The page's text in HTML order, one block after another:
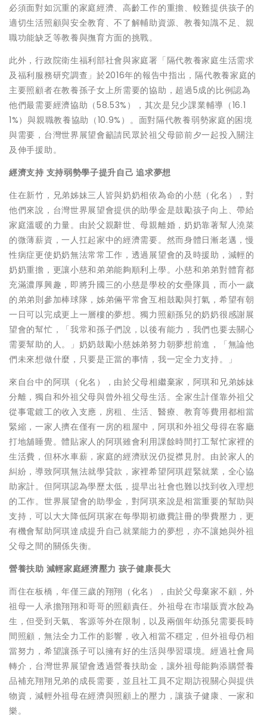
必須面對如沉重的家庭經濟、高齡工作的重擔、較難提供孩子的
適切生活照顧與安全教育、不了解輔助資源、教養知識不足、親
職功能缺乏等教養與撫育方面的挑戰。
此外，行政院衛生福利部社會與家庭署「隔代教養家庭生活需求
及福利服務研究調查」於2016年的報告中指出，隔代教養家庭的
主要照顧者在教養孫子女上所需要的協助，超過5成的比例認為
他們最需要經濟協助（58.53%），其次是兒少課業輔導（16.1
1%）與親職教養協助（10.9%）。面對隔代教養弱勢家庭的困境
與需要，台灣世界展望會籲請民眾於祖父母節前夕一起投入關注
及伸手援助。
經濟支持 支持弱勢學子提升自己 追求夢想
住在新竹，兄弟姊妹三人皆與奶奶相依為命的小慈（化名），對
他們來說，台灣世界展望會提供的助學金是鼓勵孩子向上、帶給
家庭溫暖的力量。由於父親辭世、母親離婚，奶奶靠著幫人澆菜
的微薄薪資，一人扛起家中的經濟需要。然而身體日漸老邁，慢
性病症更使奶奶無法常常工作，透過展望會的及時援助，減輕的
奶奶重擔，更讓小慈和弟弟能夠順利上學。小慈和弟弟對體育都
充滿濃厚興趣，即將升國三的小慈是學校的女壘隊員，而小一歲
的弟弟則參加棒球隊，姊弟倆平常會互相鼓勵與打氣，希望有朝
一日可以完成更上一層樓的夢想。獨力照顧孫兒的奶奶很感謝展
望會的幫忙，「我常和孫子們說，以後有能力，我們也要去關心
需要幫助的人。」奶奶鼓勵小慈姊弟努力朝夢想前進，「無論他
們未來想做什麼，只要是正當的事情，我一定全力支持。」
來自台中的阿琪（化名），由於父母相繼棄家，阿琪和兄弟姊妹
分離，獨自和外祖父母與曾外祖父母生活。全家生計僅靠外祖父
從事電鍍工的收入支應，房租、生活、醫療、教育等費用都相當
緊縮，一家人擠在僅有一房的租屋中，阿琪和外祖父母得在客廳
打地舖睡覺。體貼家人的阿琪雖會利用課餘時間打工幫忙家裡的
生活費，但杯水車薪，家庭的經濟狀況仍捉襟見肘。由於家人的
糾紛，導致阿琪無法就學貸款，家裡希望阿琪趕緊就業，全心協
助家計。但阿琪認為學歷太低，提早出社會也難以找到收入理想
的工作。世界展望會的助學金，對阿琪來說是相當重要的幫助與
支持，可以大大降低阿琪家在每學期初繳費註冊的學費壓力，更
有機會幫助阿琪達成提升自己就業能力的夢想，亦不讓她與外祖
父母之間的關係失衡。
營養扶助 減輕家庭經濟壓力 孩子健康長大
而住在板橋，年僅三歲的翔翔（化名），由於父母棄家不顧，外
祖母一人承擔翔翔和哥哥的照顧責任。外祖母在市場販賣水餃為
生，但受到天氣、客源等外在限制，以及兩個年幼孫兒需要長時
間照顧，無法全力工作的影響，收入相當不穩定，但外祖母仍相
當努力，希望讓孫子可以擁有好的生活與學習環境。經過社會局
轉介，台灣世界展望會透過營養扶助金，讓外祖母能夠添購營養
品補充翔翔兄弟的成長需要，並且社工員不定期訪視關心與提供
物資，減輕外祖母在經濟與照顧上的壓力，讓孩子健康、一家和
樂。